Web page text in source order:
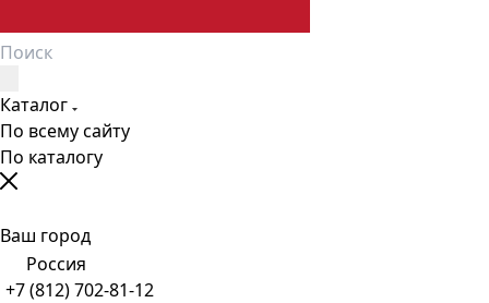
Каталог
По всему сайту
По каталогу
Ваш город
Россия
+7 (812) 702-81-12